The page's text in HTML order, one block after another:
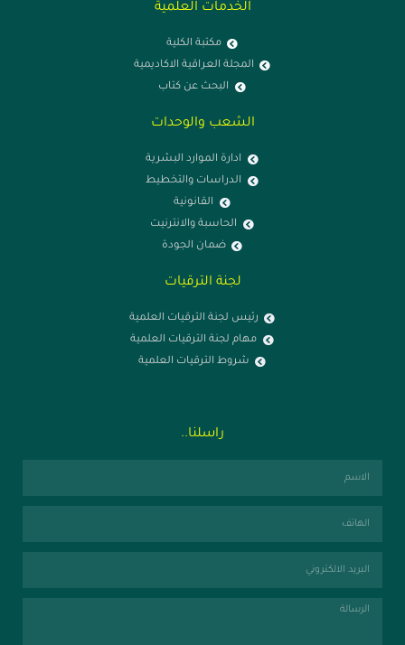
الخدمات العلمية
المجلة العراقية الاكاديمية
البحث عن كتاب
الشعب والوحدات
ادارة الموارد البشرية
الدراسات والتخطيط
الحاسبة والانترنيت
رئيس لجنة الترقيات العلمية
مهام لجنة الترقيات العلمية
شروط الترقيات العلمية